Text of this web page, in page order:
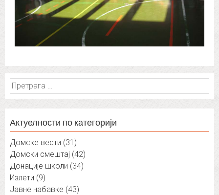
Претрага
за:
Актуелности по категорији
Домске вести (31)
Домски смештај (42)
Донације школи (34)
Излети (9)
Јавне набавке (43)